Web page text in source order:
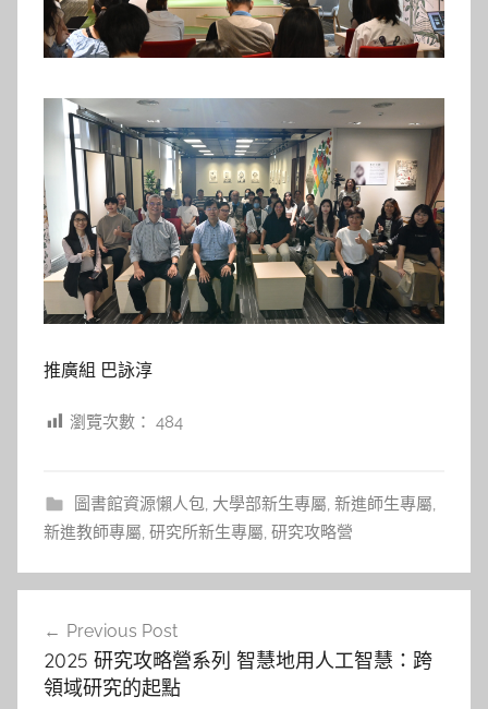
推廣組 巴詠淳
瀏覽次數： 484
圖書館資源懶人包, 大學部新生專屬, 新進師生專屬,
新進教師專屬, 研究所新生專屬, 研究攻略營
導
Previous Post
2025 研究攻略營系列 智慧地用人工智慧：跨
領域研究的起點